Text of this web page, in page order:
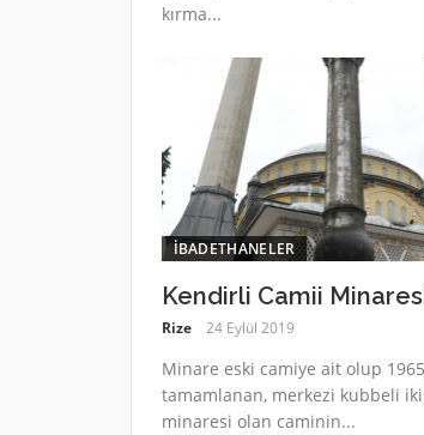
kırma...
İBADETHANELER
Kendirli Camii
Rize 24 Eylül 2019
Minare eski camiye ait olup 1965
tamamlanan, merkezi kubbeli
minaresi olan caminin...